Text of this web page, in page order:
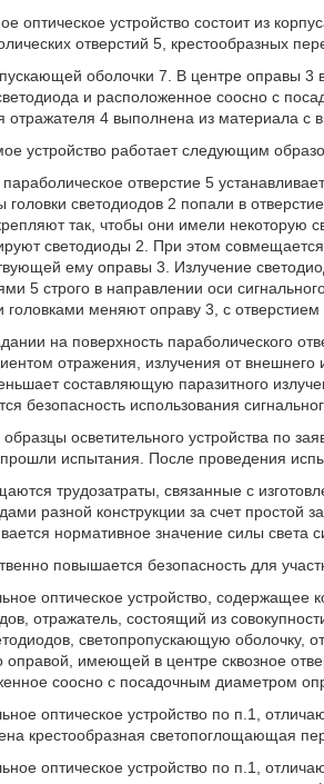
оптическое устройство состоит из
отверстий 5, крестообразных
оболочки 7. В центре оправы 3
и расположенное соосно с
отражателя 4 выполнена из материала
устройство работает следующим
отверстие 5
головки светодиодов 2 попали в
так, чтобы они имели некоторую
светодиоды 2. При этом
ему оправы 3. Излучение
5 строго в направлении оси
головками меняют оправу 3, с
на поверхность параболического
отражения, излучения от внешнего
составляющую паразитного
безопасность использования
осветительного устройства по
испытания. После проведения
трудозатраты, связанные с
разной конструкции за счет
нормативное значение силы света
повышается безопасность для
оптическое устройство, содержащее
отражатель, состоящий из
светопропускающую оболочку,
оправой, имеющей в центре сквозное
соосно с посадочным диаметром
оптическое устройство по п.1,
крестообразная светопоглощающая
оптическое устройство по п.1,